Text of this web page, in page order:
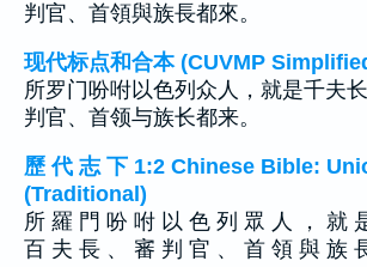
判官、首領與族長都來。
现代标点和合本 (CUVMP
所罗门吩咐以色列众人，就是千夫
判官、首领与族长都来。
歷 代 志 下 1:2 Chinese Bible:
(Traditional)
所 羅 門 吩 咐 以 色 列 眾 人 ， 就
百 夫 長 、 審 判 官 、 首 領 與 族